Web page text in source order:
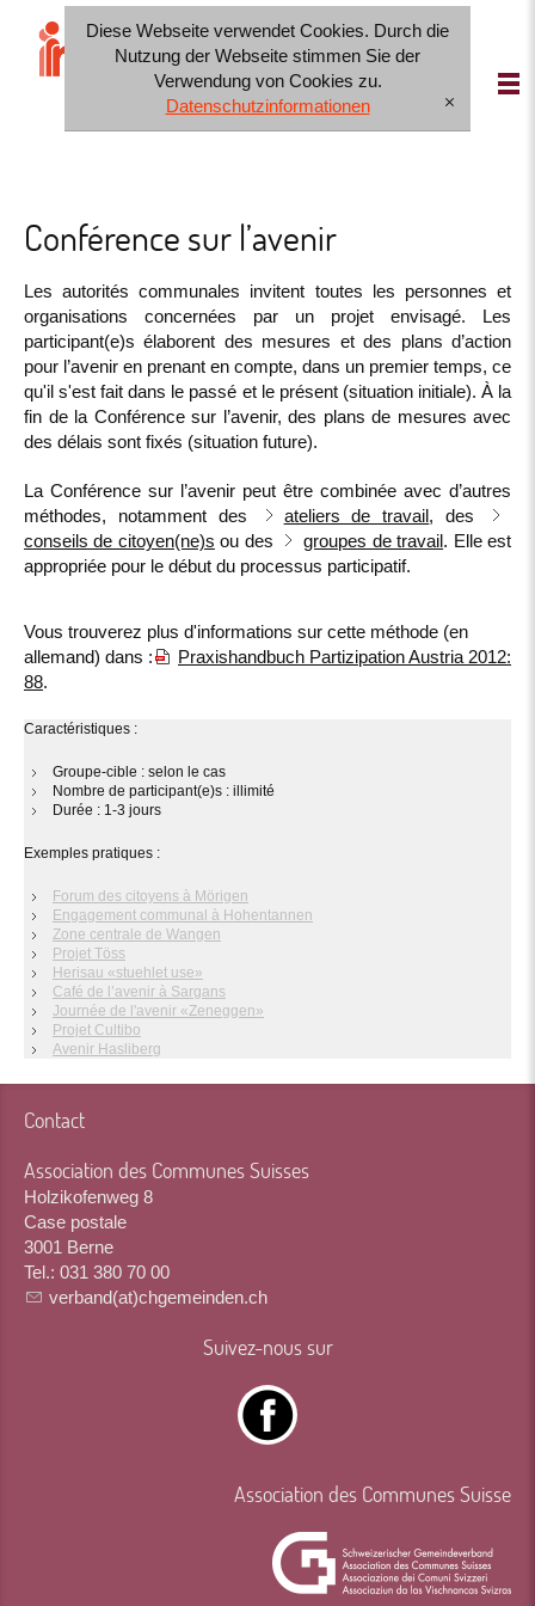
Diese Webseite verwendet Cookies. Durch die
Nutzung der Webseite stimmen Sie der
Verwendung von Cookies zu.
Datenschutzinformationen
[x]
IT FR DE
Conférence sur l’avenir
Les autorités communales invitent toutes les personnes et
organisations concernées par un projet envisagé. Les
participant(e)s élaborent des mesures et des plans d’action
pour l’avenir en prenant en compte, dans un premier temps, ce
qu'il s'est fait dans le passé et le présent (situation initiale). À la
fin de la Conférence sur l’avenir, des plans de mesures avec
des délais sont fixés (situation future).
La Conférence sur l’avenir peut être combinée avec d’autres
méthodes, notamment des
ateliers de travail, des
conseils de citoyen(ne)s ou des groupes de travail. Elle est
appropriée pour le début du processus participatif.
Vous trouverez plus d'informations sur cette méthode (en
allemand) dans :
Praxishandbuch Partizipation Austria 2012:
88.
Caractéristiques :
Groupe-cible : selon le cas
Nombre de participant(e)s : illimité
Durée : 1-3 jours
Exemples pratiques :
Forum des citoyens à Mörigen
Engagement communal à Hohentannen
Zone centrale de Wangen
Projet Töss
Herisau «stuehlet use»
Café de l’avenir à Sargans
Journée de l'avenir «Zeneggen»
Projet Cultibo
Avenir Hasliberg
Contact
Association des Communes Suisses
Holzikofenweg 8
Case postale
3001 Berne
Tel.: 031 380 70 00
verband(at)chgemeinden.ch
Suivez-nous sur
Association des Communes Suisse